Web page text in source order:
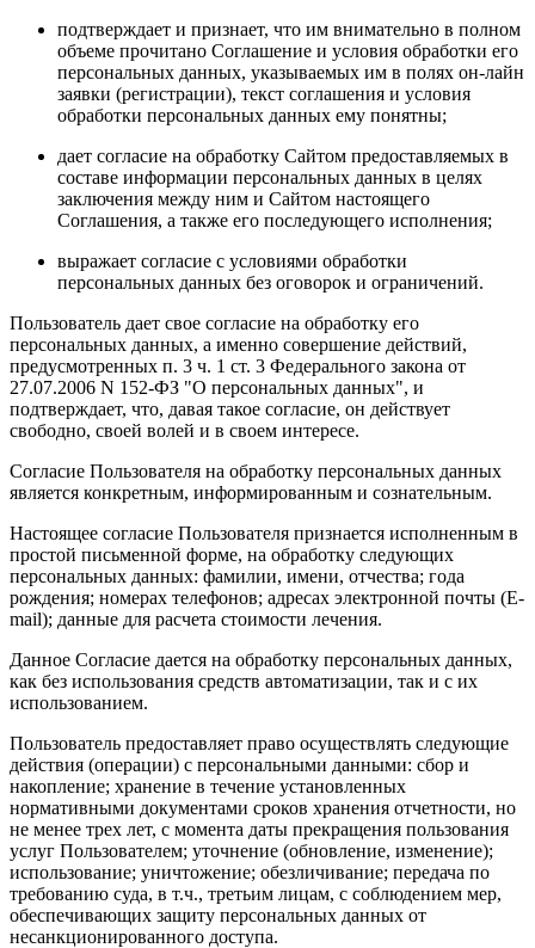
подтверждает и признает, что им внимательно в полном
объеме прочитано Соглашение и условия обработки его
персональных данных, указываемых им в полях он-лайн
заявки (регистрации), текст соглашения и условия
обработки персональных данных ему понятны;
дает согласие на обработку Сайтом предоставляемых в
составе информации персональных данных в целях
заключения между ним и Сайтом настоящего
Соглашения, а также его последующего исполнения;
выражает согласие с условиями обработки
персональных данных без оговорок и ограничений.
Пользователь дает свое согласие на обработку его
персональных данных, а именно совершение действий,
предусмотренных п. 3 ч. 1 ст. 3 Федерального закона от
27.07.2006 N 152-ФЗ "О персональных данных", и
подтверждает, что, давая такое согласие, он действует
свободно, своей волей и в своем интересе.
Согласие Пользователя на обработку персональных данных
является конкретным, информированным и сознательным.
Настоящее согласие Пользователя признается исполненным в
простой письменной форме, на обработку следующих
персональных данных: фамилии, имени, отчества; года
рождения; номерах телефонов; адресах электронной почты (E-
mail); данные для расчета стоимости лечения.
Данное Согласие дается на обработку персональных данных,
как без использования средств автоматизации, так и с их
использованием.
Пользователь предоставляет право осуществлять следующие
действия (операции) с персональными данными: сбор и
накопление; хранение в течение установленных
нормативными документами сроков хранения отчетности, но
не менее трех лет, с момента даты прекращения пользования
услуг Пользователем; уточнение (обновление, изменение);
использование; уничтожение; обезличивание; передача по
требованию суда, в т.ч., третьим лицам, с соблюдением мер,
обеспечивающих защиту персональных данных от
несанкционированного доступа.